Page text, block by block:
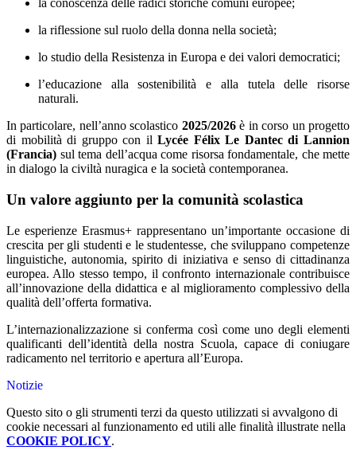
la conoscenza delle radici storiche comuni europee;
la riflessione sul ruolo della donna nella società;
lo studio della Resistenza in Europa e dei valori democratici;
l’educazione alla sostenibilità e alla tutela delle risorse
naturali.
In particolare, nell’anno scolastico 2025/2026è in corso un progetto
di mobilità di gruppo con ilLycée Félix Le Dantec di Lannion
(Francia) sul tema dell’acqua come risorsa fondamentale, che mette
in dialogo la civiltà nuragica e la società contemporanea.
Un valore aggiunto per la comunità scolastica
Le esperienze Erasmus+ rappresentano un’importante occasione di
crescita per gli studenti e le studentesse, che sviluppano competenze
linguistiche, autonomia, spirito di iniziativa e senso di cittadinanza
europea. Allo stesso tempo, il confronto internazionale contribuisce
all’innovazione della didattica e al miglioramento complessivo della
qualità dell’offerta formativa.
L’internazionalizzazione si conferma così come uno degli elementi
qualificanti dell’identità della nostra Scuola, capace di coniugare
radicamento nel territorio e apertura all’Europa.
Notizie
Questo sito o gli strumenti terzi da questo utilizzati si avvalgono di
cookie necessari al funzionamento ed utili alle finalità illustrate nella
COOKIE POLICY.